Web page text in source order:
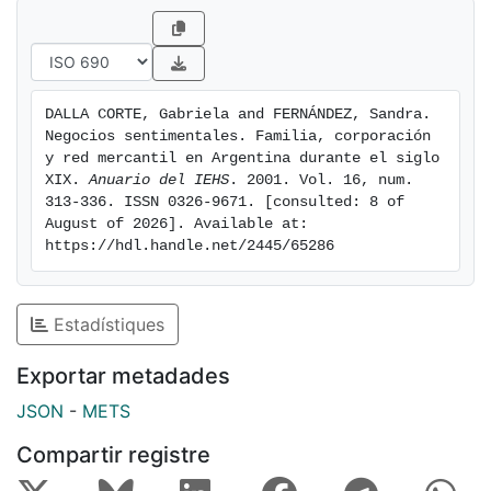
ambición común: convertirse en centros neurálgicos
de la vida mercantil. El primer caso atañe a un
comerciante catalán llegado en la segunda mitad del
siglo XVIII, que construyó su patrimonio y su casa
mercantil a través de un complejo entramado de redes
sociales. El segundo ejemplo corresponde a un grupo
empresario, llegado cien años después y dispuesto a
condensar lazos identitarios con la ocupación de
lugares claves de la vida mercantil e industrial
regional. Ambos casos comparten la ausencia de una
base familiar que garantizara la supervivencia
patrimonial, una carencia que permite rediscutir el rol
de la familia.
DALLA CORTE, Gabriela and FERNÁNDEZ, Sandra.
Negocios sentimentales. Familia, corporación
y red mercantil en Argentina durante el siglo
XIX. Anuario del IEHS . 2001. Vol. 16, num.
313-336. ISSN 0326-9671. [consulted: 8 of
August of 2026]. Available at:
https://hdl.handle.net/2445/65286
Estadístiques
Exportar metadades
JSON - METS
Compartir registre